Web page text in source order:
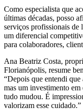
Como especialista que
últimas décadas, posso
serviços profissionais de
um diferencial
para colaboradores,
Ana Beatriz Costa,
Florianópolis, resume
“Depois que entendi
mas um investimento em
tudo mudou. É
valorizam esse cuidado.”